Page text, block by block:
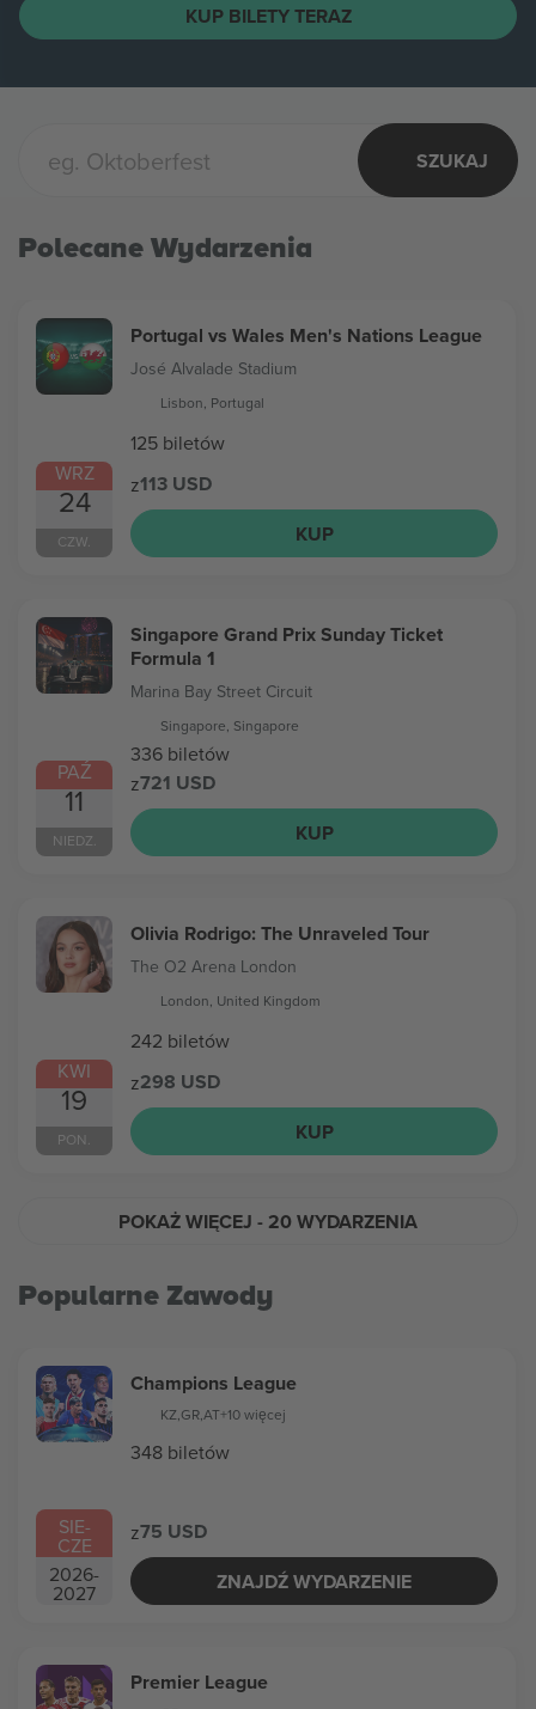
KUP BILETY TERAZ
SZUKAJ
Polecane Wydarzenia
WRZ
24
CZW.
Portugal vs Wales Men's Nations League
José Alvalade Stadium
Lisbon, Portugal
125 biletów
z113 USD
KUP
PAŹ
11
NIEDZ.
Singapore Grand Prix Sunday Ticket
Formula 1
Marina Bay Street Circuit
Singapore, Singapore
336 biletów
z721 USD
KUP
KWI
19
PON.
Olivia Rodrigo: The Unraveled Tour
The O2 Arena London
London, United Kingdom
242 biletów
z298 USD
KUP
POKAŻ WIĘCEJ - 20 WYDARZENIA
Popularne Zawody
SIE-
CZE
2026-
2027
Champions League
KZ,GR,AT+10 więcej
348 biletów
z75 USD
ZNAJDŹ WYDARZENIE
Premier League